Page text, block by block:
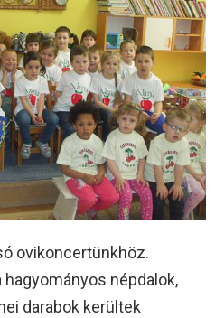
ovikoncertünkhöz.
népdalok,
darabok kerültek